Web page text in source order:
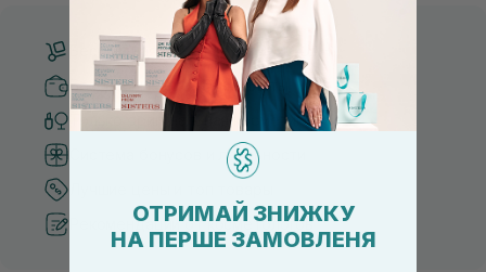
Бесплатная доставка от 3000 UAH
Безопасные способы оплаты
Только оригинальная косметика
Система бонусов и лояльности
Рекомендации от косметологов
ОТРИМАЙ ЗНИЖКУ
НА ПЕРШЕ ЗАМОВЛЕНЯ